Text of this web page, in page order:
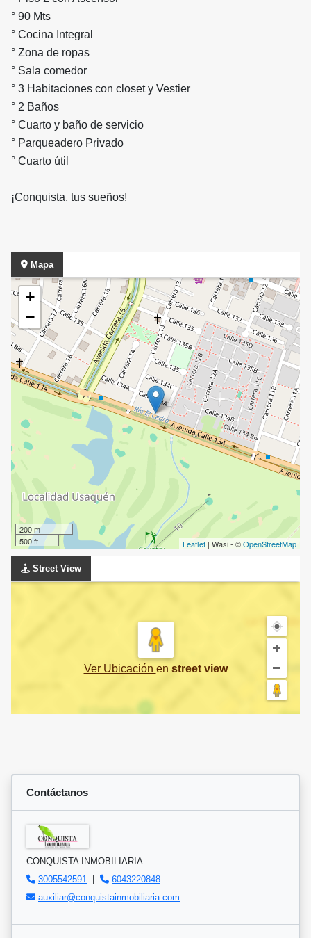
° 90 Mts
° Cocina Integral
° Zona de ropas
° Sala comedor
° 3 Habitaciones con closet y Vestier
° 2 Baños
° Cuarto y baño de servicio
° Parqueadero Privado
° Cuarto útil
¡Conquista, tus sueños!
Mapa
+
−
200 m
500 ft
Leaflet | Wasi - ©OpenStreetMap
Street View
Ver Ubicación en street view
Contáctanos
CONQUISTA INMOBILIARIA
3005542591
|
6043220848
auxiliar@conquistainmobiliaria.com